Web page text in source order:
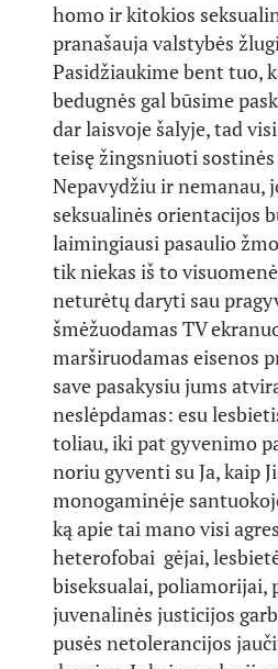
homo ir kitokios
pranašauja valstybės
Pasidžiaukime bent tuo,
bedugnės gal būsime
dar laisvoje šalyje, tad
teisę žingsniuoti
Nepavydžiu ir nemanau,
seksualinės orientacijos
laimingiausi pasaulio
tik niekas iš to
neturėtų daryti sau
šmėžuodamas TV
marširuodamas eisenos
save pasakysiu jums
neslėpdamas: esu
toliau, iki pat gyvenimo
noriu gyventi su Ja, kaip
monogaminėje
ką apie tai mano visi
heterofobai gėjai,
biseksualai, poliamorijai,
juvenalinės justicijos
pusės netolerancijos